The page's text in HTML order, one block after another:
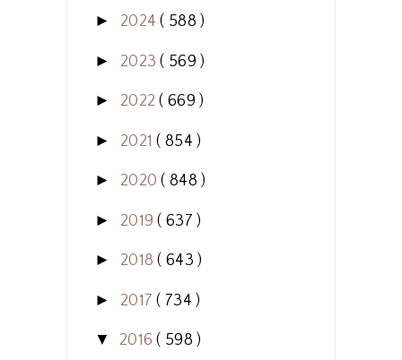
► 2024( 588 )
► 2023( 569 )
► 2022( 669 )
► 2021( 854 )
► 2020( 848 )
► 2019( 637 )
► 2018( 643 )
► 2017( 734 )
▼ 2016( 598 )